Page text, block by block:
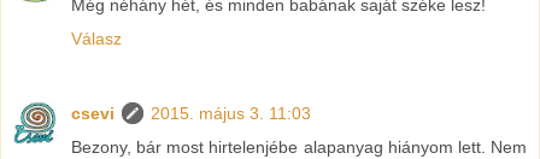
Még néhány hét, és minden babának saját széke lesz!
Válasz
csevi
2015. május 3. 11:03
Bezony, bár most hirtelenjébe alapanyag hiányom lett. Nem